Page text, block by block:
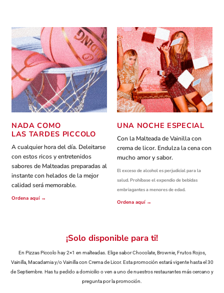
NADA COMO
LAS TARDES PICCOLO
A cualquier hora del día. Deleitarse
con estos ricos y entretenidos
sabores de Malteadas preparadas al
instante con helados de la mejor
calidad será memorable.
Ordena aquí →
UNA NOCHE ESPECIAL
Con la Malteada de Vainilla con
crema de licor. Endulza la cena con
mucho amor y sabor.
El exceso de alcohol es perjudicial para la
salud. Prohíbase el expendio de bebidas
embriagantes a menores de edad.
Ordena aquí →
¡Solo disponible para ti!
En Pizzas Piccolo hay 2×1 en malteadas. Elige sabor Chocolate, Brownie, Frutos Rojos,
Vainilla, Macadamia y/o Vainilla con Crema de Licor. Esta promoción estará vigente hasta el 30
de Septiembre. Has tu pedido a domicilio o ven a uno de nuestros restaurantes más cercano y
pregunta por la promoción.